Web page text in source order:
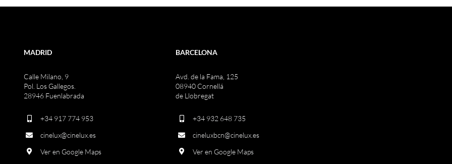
MADRID
Calle Milano, 9
Pol. Los Gallegos.
28946 Fuenlabrada
+34 917 774 953
cinelux@cinelux.es
Ver en Google Maps
BARCELONA
Avd. de la Fama, 125
08940 Cornellá
de Llobregat
+34 932 648 735
cineluxbcn@cinelux.es
Ver en Google Maps